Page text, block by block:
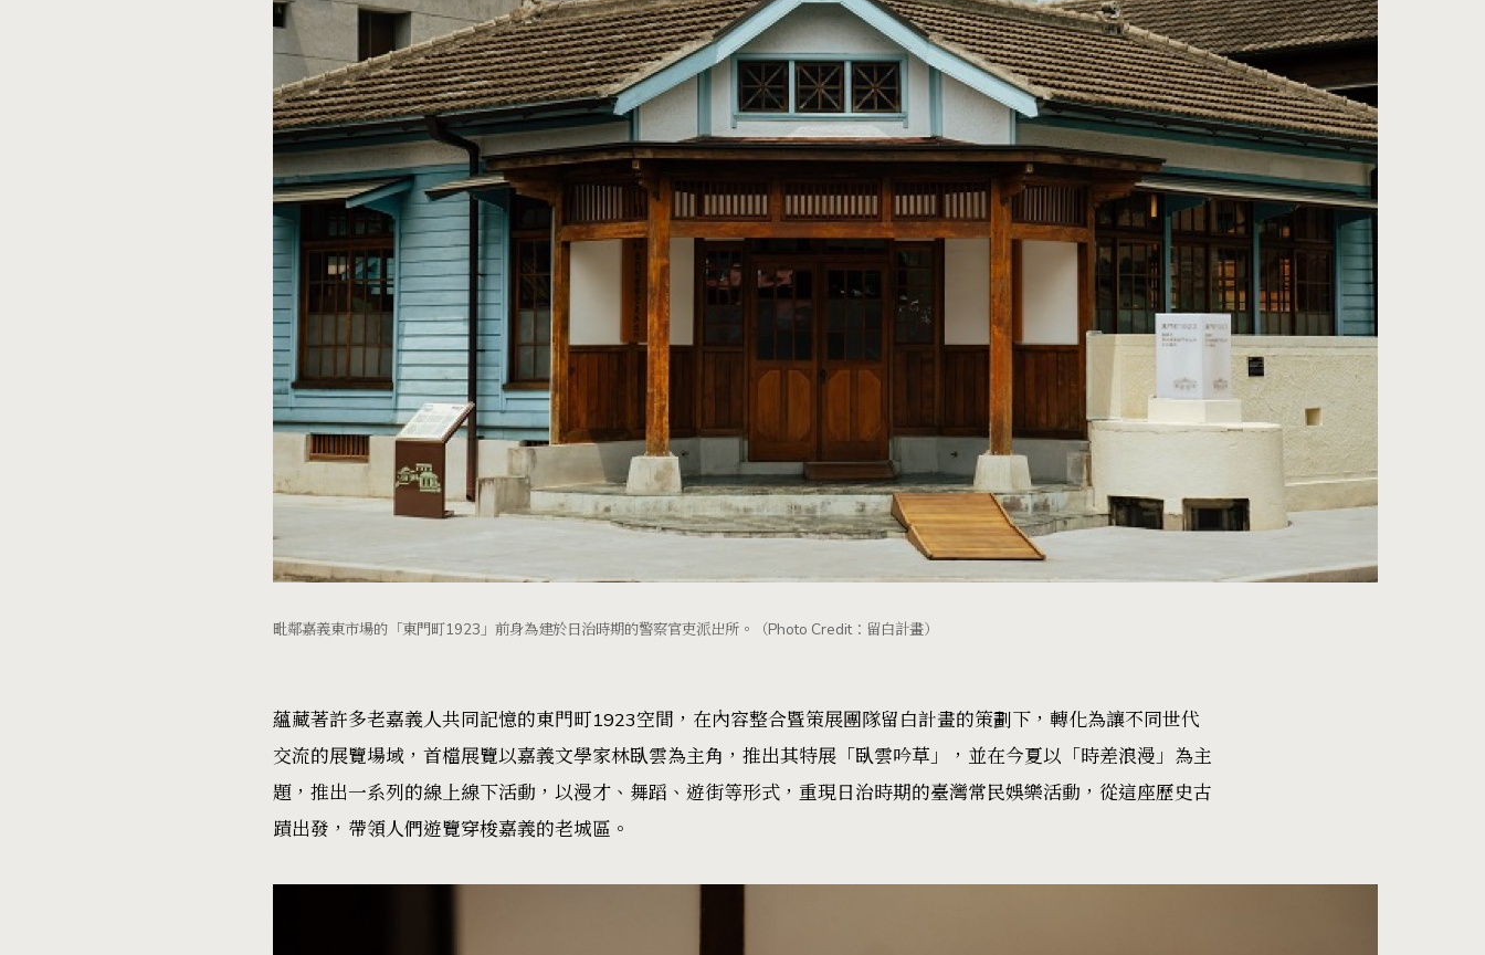
毗鄰嘉義東市場的「東門町1923」前身為建於日治時期的警察官吏派出所。（Photo Credit：留白計畫）
蘊藏著許多老嘉義人共同記憶的東門町1923空間，在內容整合暨策展團隊留白計畫的策劃下，轉化為讓不同世代
交流的展覽場域，首檔展覽以嘉義文學家林臥雲為主角，推出其特展「臥雲吟草」，並在今夏以「時差浪漫」為主
題，推出一系列的線上線下活動，以漫才、舞蹈、遊街等形式，重現日治時期的臺灣常民娛樂活動，從這座歷史古
蹟出發，帶領人們遊覽穿梭嘉義的老城區。